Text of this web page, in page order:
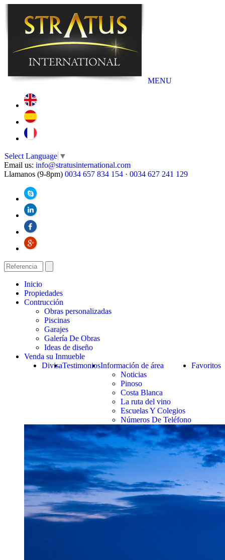
MENU
Select Language ▼
Email us: info@stratusinternational.com
Llamanos (9-8pm) 0034 657 834 154 · 0034 627 241 129
Inicio
Propiedades
Contrucción
Obras personalizadas
Piscinas
Garajes
Galería De Obras
Ideas de diseño
Venda su Inmueble
Favoritos
Información de área
Noticias
Pinoso
Costa Blanca
La ruta del vino
Escuelas Y Colegios
Números De Teléfono
Testimonios
Divisa